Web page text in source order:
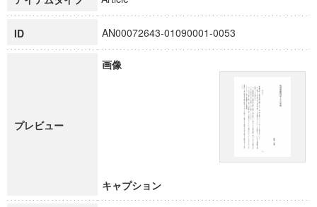
博士課程教育リーディングプログラム「超成熟社会発展のサ
ID AN00072643-01090001-0053
プレビュー
画像
キャプション